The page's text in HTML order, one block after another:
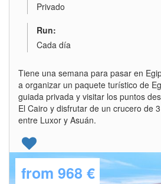
Privado
Run:
Cada día
Tiene una semana para pasar en
a organizar un paquete turístico de
guiada privada y visitar los puntos
El Cairo y disfrutar de un crucero de
entre Luxor y Asuán.
from 968 €